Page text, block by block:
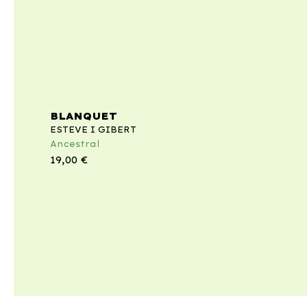
BLANQUET
ESTEVE I GIBERT
Ancestral
19,00 €